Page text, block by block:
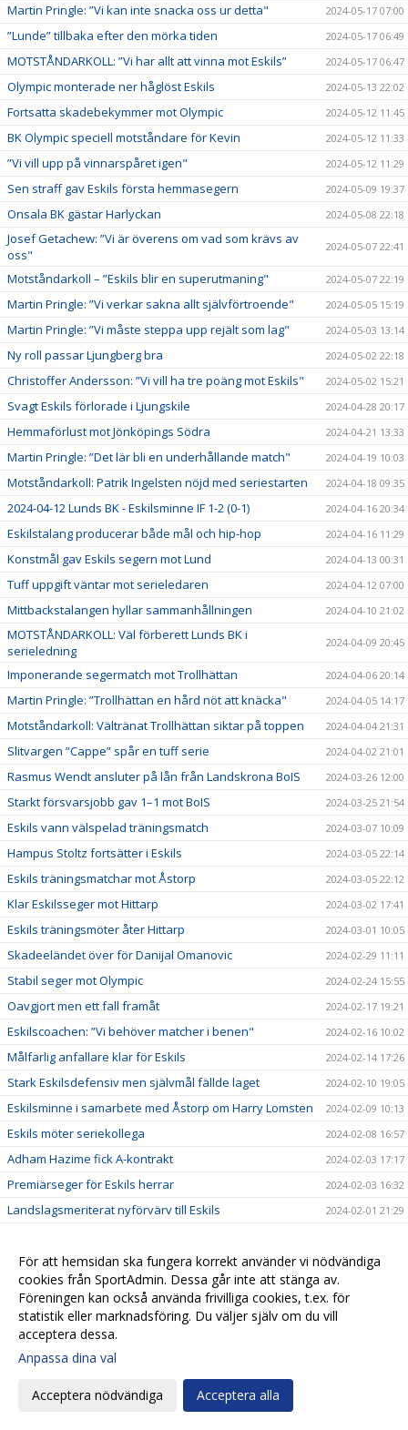
Martin Pringle: ”Vi kan inte snacka oss ur detta" 2024-05-17 07:00
”Lunde” tillbaka efter den mörka tiden 2024-05-17 06:49
MOTSTÅNDARKOLL: ”Vi har allt att vinna mot Eskils” 2024-05-17 06:47
Olympic monterade ner håglöst Eskils 2024-05-13 22:02
Fortsatta skadebekymmer mot Olympic 2024-05-12 11:45
BK Olympic speciell motståndare för Kevin 2024-05-12 11:33
”Vi vill upp på vinnarspåret igen" 2024-05-12 11:29
Sen straff gav Eskils första hemmasegern 2024-05-09 19:37
Onsala BK gästar Harlyckan 2024-05-08 22:18
Josef Getachew: ”Vi är överens om vad som krävs av
oss"
2024-05-07 22:41
Motståndarkoll – ”Eskils blir en superutmaning" 2024-05-07 22:19
Martin Pringle: ”Vi verkar sakna allt självförtroende" 2024-05-05 15:19
Martin Pringle: ”Vi måste steppa upp rejält som lag" 2024-05-03 13:14
Ny roll passar Ljungberg bra 2024-05-02 22:18
Christoffer Andersson: ”Vi vill ha tre poäng mot Eskils" 2024-05-02 15:21
Svagt Eskils förlorade i Ljungskile 2024-04-28 20:17
Hemmaförlust mot Jönköpings Södra 2024-04-21 13:33
Martin Pringle: ”Det lär bli en underhållande match" 2024-04-19 10:03
Motståndarkoll: Patrik Ingelsten nöjd med seriestarten 2024-04-18 09:35
2024-04-12 Lunds BK - Eskilsminne IF 1-2 (0-1) 2024-04-16 20:34
Eskilstalang producerar både mål och hip-hop 2024-04-16 11:29
Konstmål gav Eskils segern mot Lund 2024-04-13 00:31
Tuff uppgift väntar mot serieledaren 2024-04-12 07:00
Mittbackstalangen hyllar sammanhållningen 2024-04-10 21:02
MOTSTÅNDARKOLL: Väl förberett Lunds BK i
serieledning
2024-04-09 20:45
Imponerande segermatch mot Trollhättan 2024-04-06 20:14
Martin Pringle: ”Trollhättan en hård nöt att knäcka" 2024-04-05 14:17
Motståndarkoll: Vältränat Trollhättan siktar på toppen 2024-04-04 21:31
Slitvargen ”Cappe” spår en tuff serie 2024-04-02 21:01
Rasmus Wendt ansluter på lån från Landskrona BoIS 2024-03-26 12:00
Starkt försvarsjobb gav 1–1 mot BoIS 2024-03-25 21:54
Eskils vann välspelad träningsmatch 2024-03-07 10:09
Hampus Stoltz fortsätter i Eskils 2024-03-05 22:14
Eskils träningsmatchar mot Åstorp 2024-03-05 22:12
Klar Eskilsseger mot Hittarp 2024-03-02 17:41
Eskils träningsmöter åter Hittarp 2024-03-01 10:05
Skadeeländet över för Danijal Omanovic 2024-02-29 11:11
Stabil seger mot Olympic 2024-02-24 15:55
Oavgjort men ett fall framåt 2024-02-17 19:21
Eskilscoachen: ”Vi behöver matcher i benen" 2024-02-16 10:02
Målfarlig anfallare klar för Eskils 2024-02-14 17:26
Stark Eskilsdefensiv men självmål fällde laget 2024-02-10 19:05
Eskilsminne i samarbete med Åstorp om Harry Lomsten 2024-02-09 10:13
Eskils möter seriekollega 2024-02-08 16:57
Adham Hazime fick A-kontrakt 2024-02-03 17:17
Premiärseger för Eskils herrar 2024-02-03 16:32
Landslagsmeriterat nyförvärv till Eskils 2024-02-01 21:29
Jonathan Larsson klar för Eskils 2024-01-28 19:57
Herrarna inledde med ett ”lagom” pass 2024-01-11 22:06
Gustav fortsätter som fysio 2024-01-10 16:58
Eskilslagen genrepar mot BoIS och Husqvarna
Mittbackstalangen kvar i moderklubben
”Dragge” skrev nytt kontrakt
Anders Schönberg kvar som assisterande i Herr
För att hemsidan ska fungera korrekt använder vi nödvändiga
cookies från SportAdmin. Dessa går inte att stänga av.
Föreningen kan också använda frivilliga cookies, t.ex. för
statistik eller marknadsföring. Du väljer själv om du vill
acceptera dessa.
Anpassa dina val
Acceptera nödvändiga Acceptera alla